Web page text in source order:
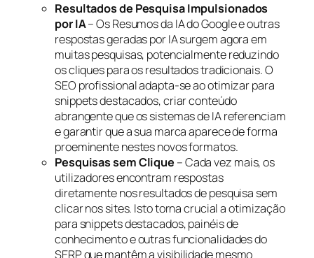
Resultados de Pesquisa Impulsionados
por IA– Os Resumos da IA do Google e outras
respostas geradas por IA surgem agora em
muitas pesquisas, potencialmente reduzindo
os cliques para os resultados tradicionais. O
SEO profissional adapta-se ao otimizar para
snippets destacados, criar conteúdo
abrangente que os sistemas de IA referenciam
e garantir que a sua marca aparece de forma
proeminente nestes novos formatos.
Pesquisas sem Clique – Cada vez mais, os
utilizadores encontram respostas
diretamente nos resultados de pesquisa sem
clicar nos sites. Isto torna crucial a otimização
para snippets destacados, painéis de
conhecimento e outras funcionalidades do
SERP que mantêm a visibilidade mesmo